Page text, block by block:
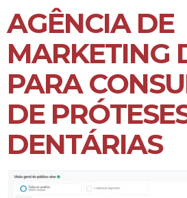
AGÊNCIA DE
MARKETING
PARA
DE
DENTÁRIAS